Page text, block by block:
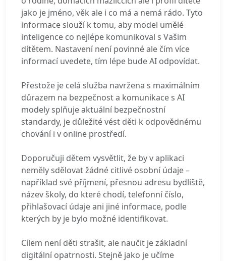
jako je jméno, věk ale i co má a nemá rádo. Tyto
informace slouží k tomu, aby model umělé
inteligence co nejlépe komunikoval s Vašim
dítětem. Nastavení není povinné ale čím více
informací uvedete, tím lépe bude AI odpovídat.
Přestože je celá služba navržena s maximálním
důrazem na bezpečnost a komunikace s AI
modely splňuje aktuální bezpečnostní
standardy, je důležité vést děti k odpovědnému
chování i v online prostředí.
Doporučuji dětem vysvětlit, že by v aplikaci
neměly sdělovat žádné citlivé osobní údaje –
například své příjmení, přesnou adresu bydliště,
název školy, do které chodí, telefonní číslo,
přihlašovací údaje ani jiné informace, podle
kterých by je bylo možné identifikovat.
Cílem není děti strašit, ale naučit je základní
digitální opatrnosti. Stejně jako je učíme